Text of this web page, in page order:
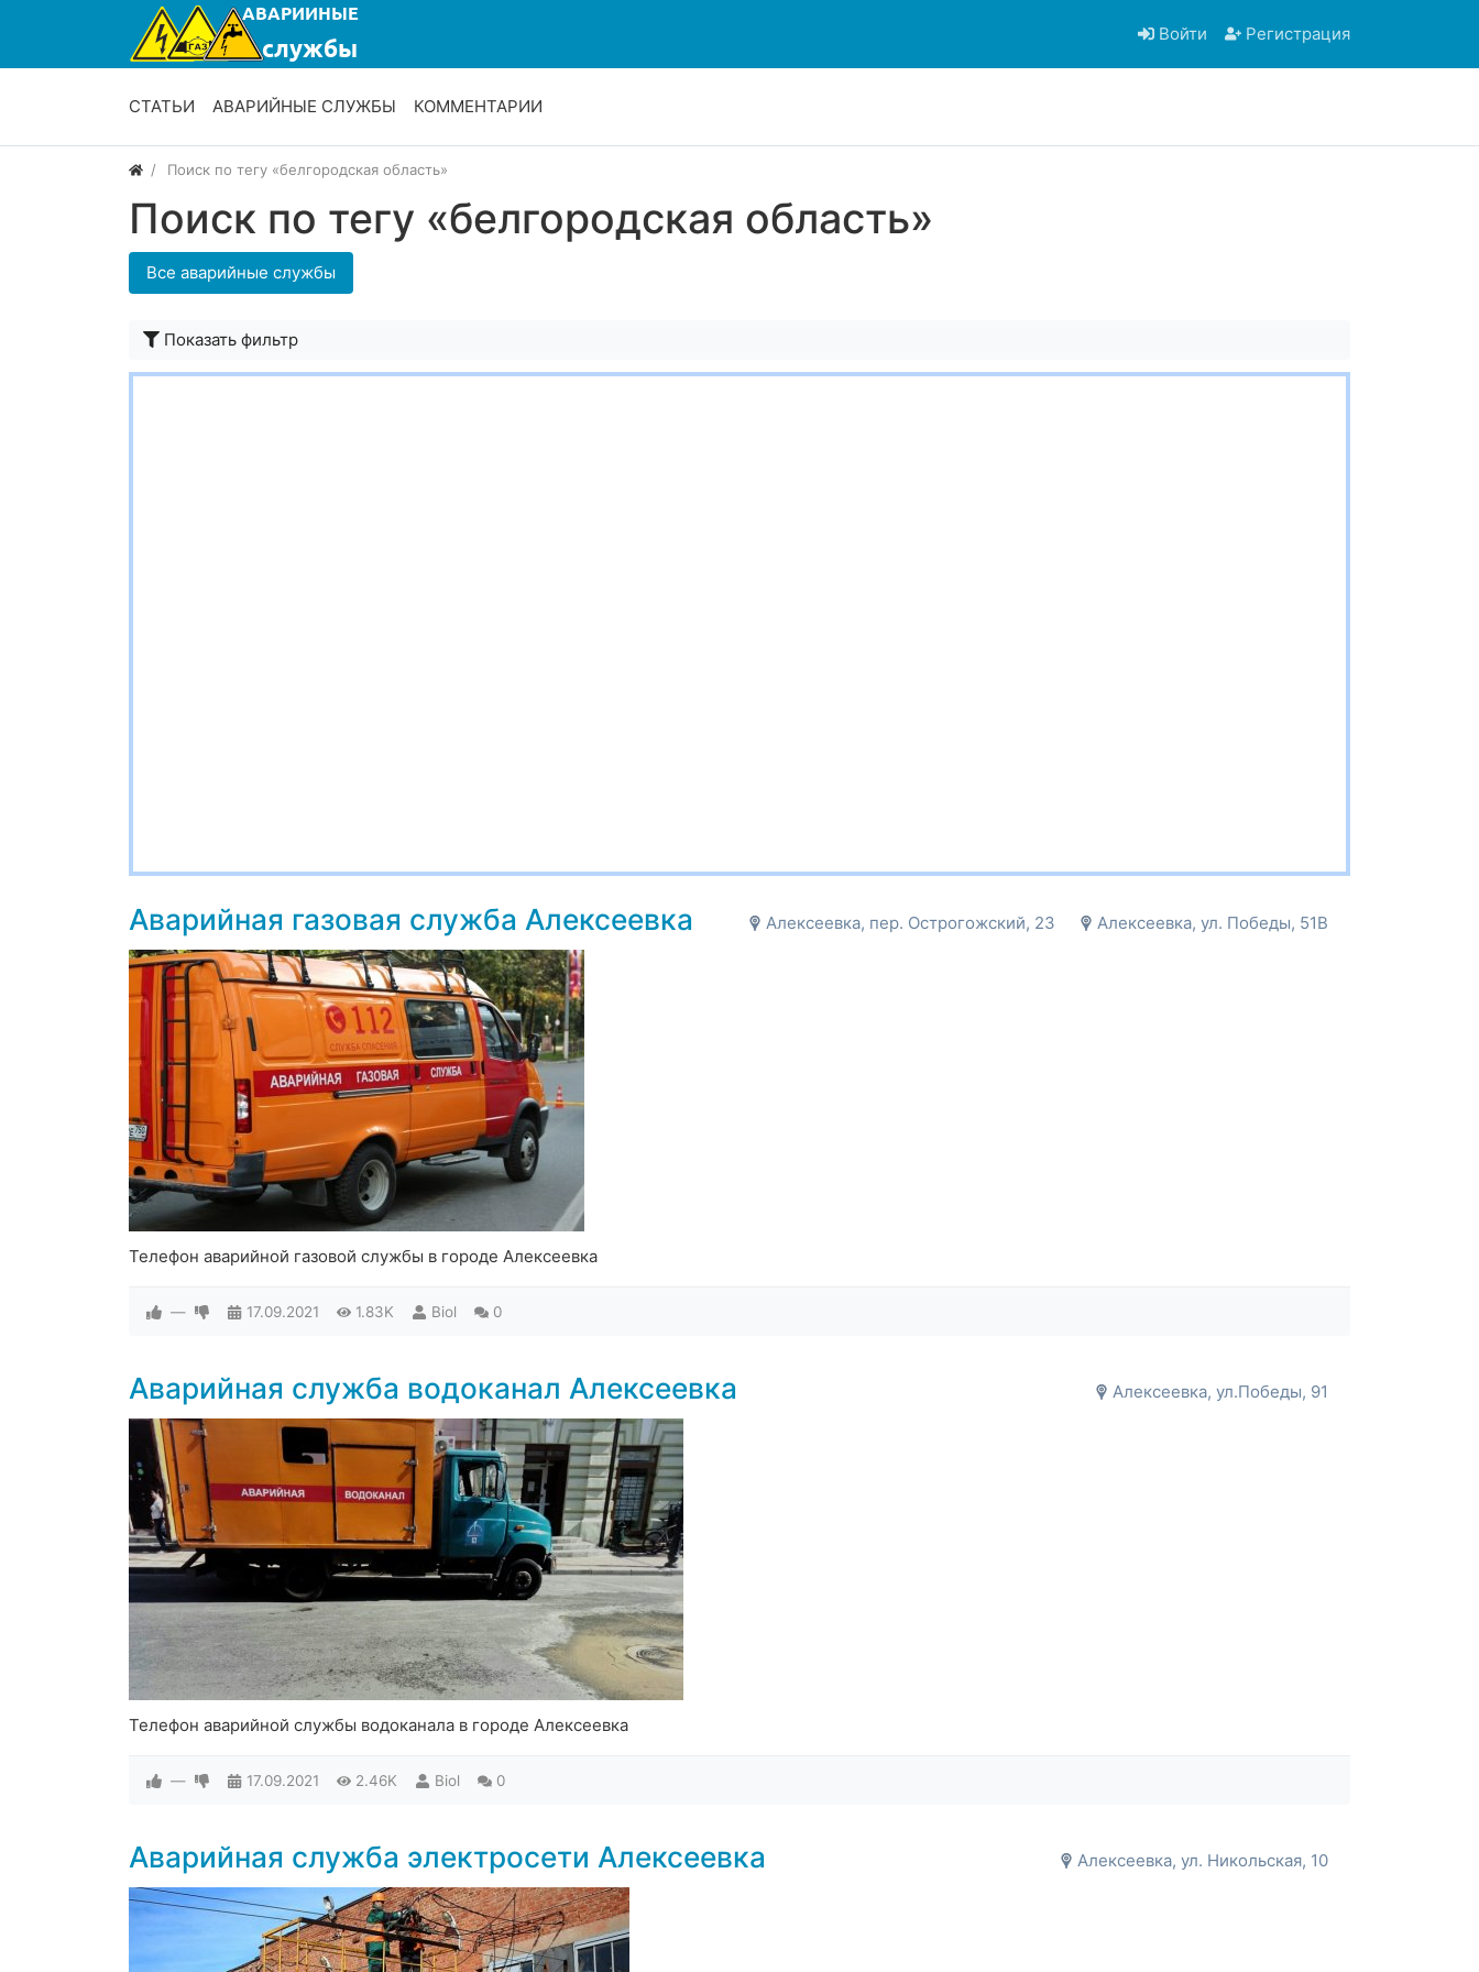
Войти Регистрация
СТАТЬИ АВАРИЙНЫЕ СЛУЖБЫ КОММЕНТАРИИ
Поиск по тегу «белгородская область»
Поиск по тегу «белгородская область»
Все аварийные службы
Показать фильтр
Алексеевка, пер. Острогожский, 23 Алексеевка, ул. Победы, 51В
Аварийная газовая служба Алексеевка
Телефон аварийной газовой службы в городе Алексеевка
— 17.09.2021 1.83K Biol 0
Алексеевка, ул.Победы, 91
Аварийная служба водоканал Алексеевка
Телефон аварийной службы водоканала в городе Алексеевка
— 17.09.2021 2.46K Biol 0
Алексеевка, ул. Никольская, 10
Аварийная служба электросети Алексеевка